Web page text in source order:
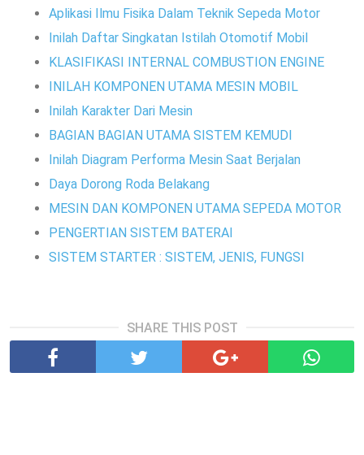
Aplikasi Ilmu Fisika Dalam Teknik Sepeda Motor
Inilah Daftar Singkatan Istilah Otomotif Mobil
KLASIFIKASI INTERNAL COMBUSTION ENGINE
INILAH KOMPONEN UTAMA MESIN MOBIL
Inilah Karakter Dari Mesin
BAGIAN BAGIAN UTAMA SISTEM KEMUDI
Inilah Diagram Performa Mesin Saat Berjalan
Daya Dorong Roda Belakang
MESIN DAN KOMPONEN UTAMA SEPEDA MOTOR
PENGERTIAN SISTEM BATERAI
SISTEM STARTER : SISTEM, JENIS, FUNGSI
SHARE THIS POST